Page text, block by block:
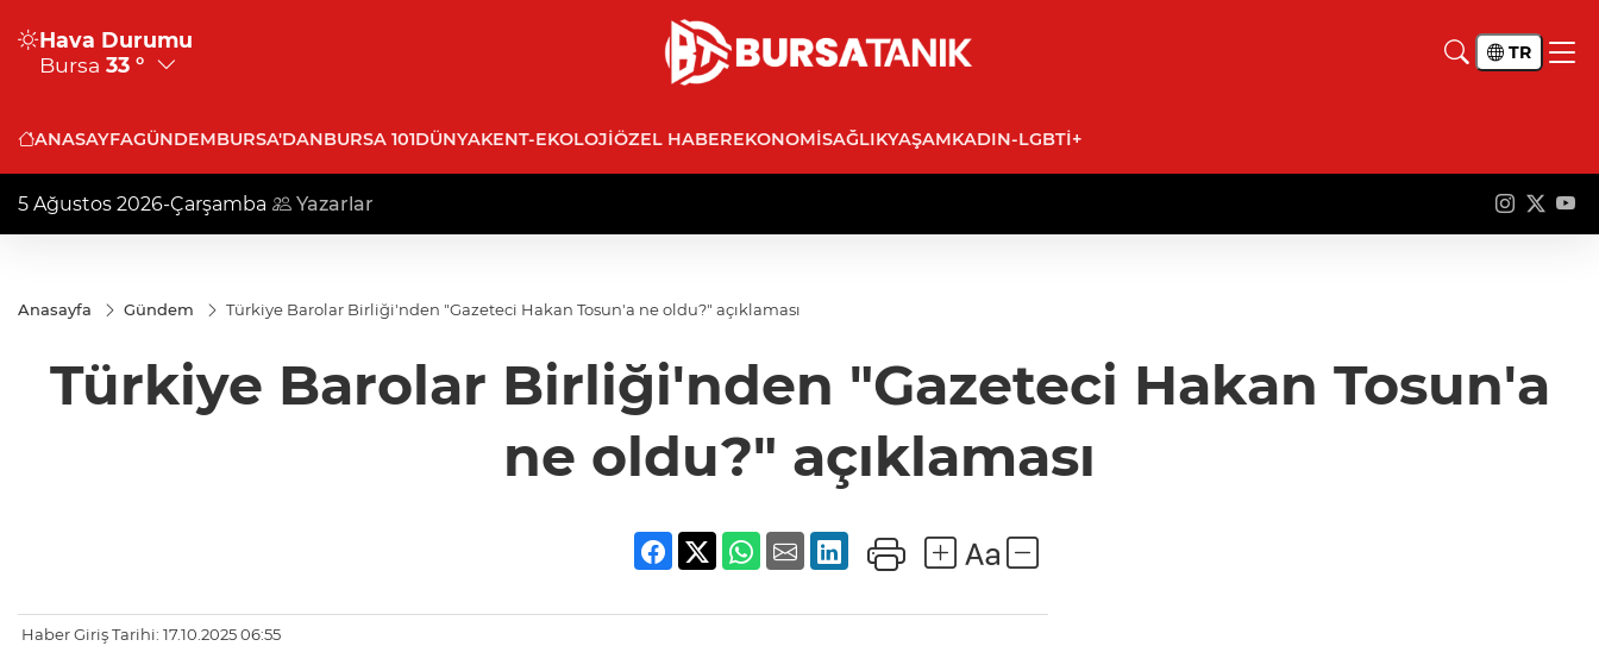
Hava Durumu
Bursa 33 ° TR
ANASAYFAGÜNDEMBURSA'DANBURSA 101DÜNYAKENT-EKOLOJIÖZEL HABEREKONOMISAĞLIKYAŞAMKADIN-LGBTİ+
5 Ağustos 2026-Çarşamba Yazarlar
Anasayfa Gündem Türkiye Barolar Birliği'nden "Gazeteci Hakan Tosun'a ne oldu?" açıklaması
Türkiye Barolar Birliği'nden "Gazeteci Hakan Tosun'a
ne oldu?" açıklaması
Haber Giriş Tarihi: 17.10.2025 06:55